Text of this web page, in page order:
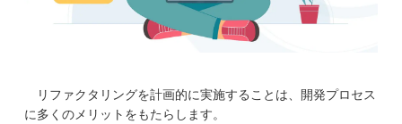
リファクタリングを計画的に実施することは、開発プロセス
に多くのメリットをもたらします。